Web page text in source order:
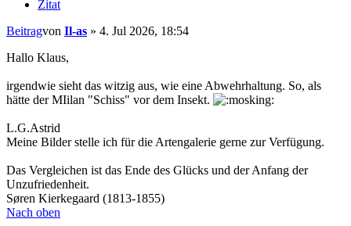
Zitat
Beitragvon Il-as » 4. Jul 2026, 18:54
Hallo Klaus,
irgendwie sieht das witzig aus, wie eine Abwehrhaltung. So, als
hätte der MIilan "Schiss" vor dem Insekt.
L.G.Astrid
Meine Bilder stelle ich für die Artengalerie gerne zur Verfügung.
Das Vergleichen ist das Ende des Glücks und der Anfang der
Unzufriedenheit.
Søren Kierkegaard (1813-1855)
Nach oben